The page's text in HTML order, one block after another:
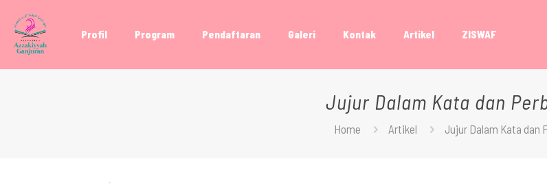
Profil Program Pendaftaran Galeri Kontak Artikel ZISWAF
Jujur Dalam Kata dan
Home Artikel Jujur Dalam Kata dan